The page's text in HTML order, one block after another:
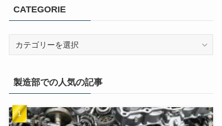
CATEGORIE
製造部での人気の記事